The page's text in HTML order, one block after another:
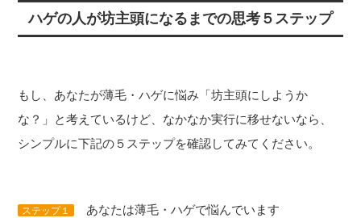
ハゲの人が坊主頭になるまでの思考５ステップ
もし、あなたが薄毛・ハゲに悩み「坊主頭にしようか
な？」と考えているけど、なかなか実行に移せないなら、
シンプルに下記の５ステップを確認してみてください。
ステップ１ あなたは薄毛・ハゲで悩んでいます